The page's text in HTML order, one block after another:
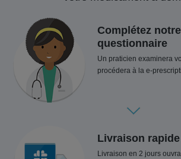
Complétez notre
questionnaire
Un praticien examinera
procédera à la e-
Livraison rapide
Livraison en 2 jours